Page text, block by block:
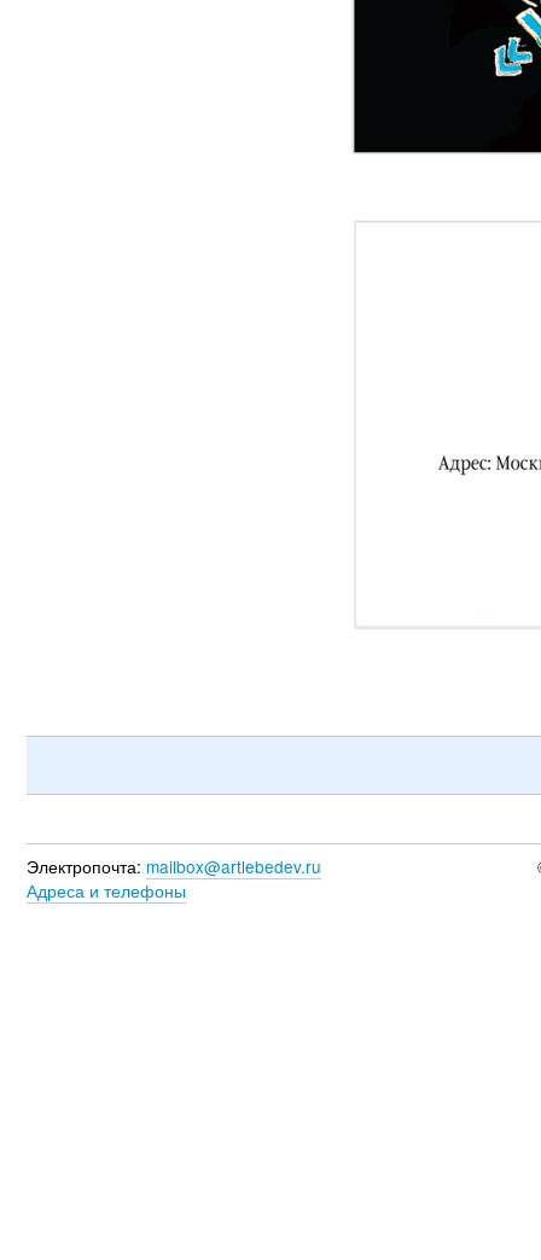
Электропочта: mailbox@artlebedev.ru
Адреса и телефоны